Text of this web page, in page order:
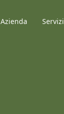
Azienda Servizi